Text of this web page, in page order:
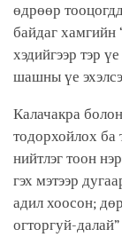
өдрөөр
байдаг хамгийн
хэдийгээр тэр
шашны үе
Калачакра
тодорхойлох ба
нийтлэг тоон
гэх мэтээр
адил хоосон;
огторгуй-